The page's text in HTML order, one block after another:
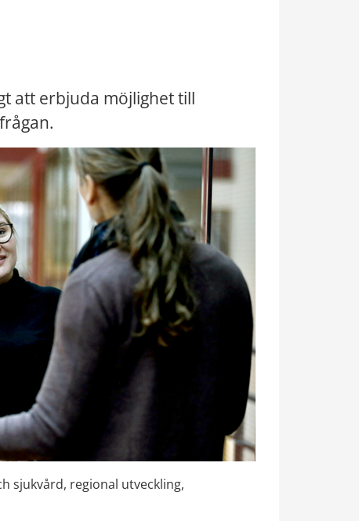
att erbjuda möjlighet till
sjukvård, regional utveckling,